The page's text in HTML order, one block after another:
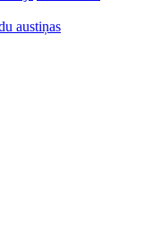
austiņas